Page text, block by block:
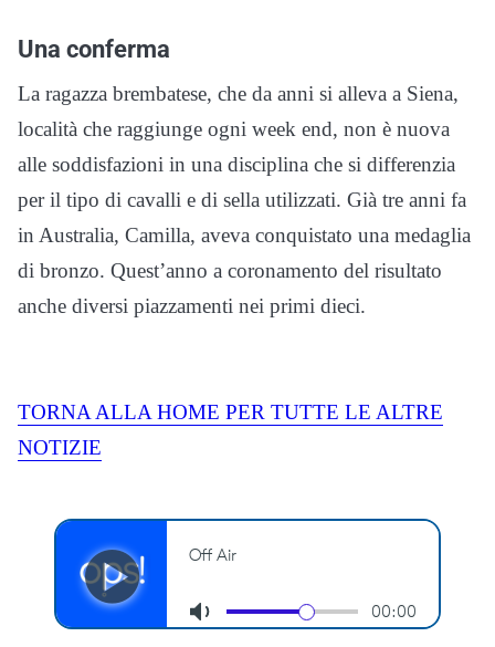
Una conferma
La ragazza brembatese, che da anni si alleva a Siena,
località che raggiunge ogni week end, non è nuova
alle soddisfazioni in una disciplina che si differenzia
per il tipo di cavalli e di sella utilizzati. Già tre anni fa
in Australia, Camilla, aveva conquistato una medaglia
di bronzo. Quest’anno a coronamento del risultato
anche diversi piazzamenti nei primi dieci.
TORNA ALLA HOME PER TUTTE LE ALTRE
NOTIZIE